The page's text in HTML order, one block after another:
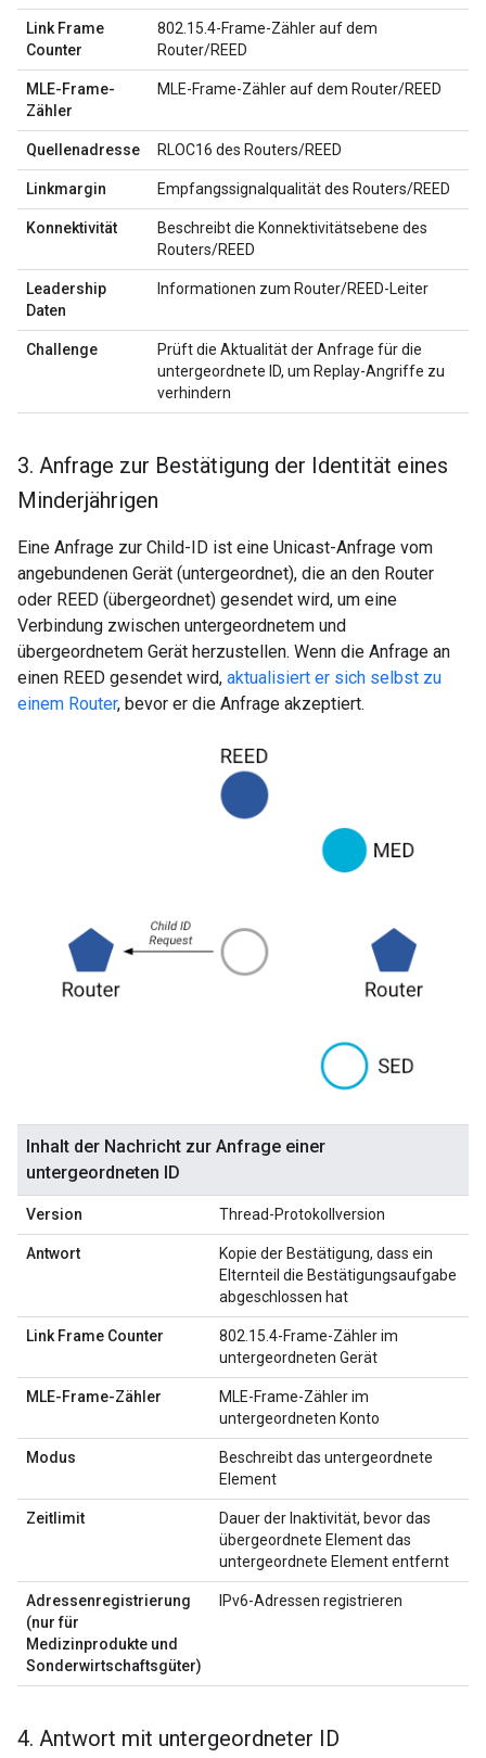
Link Frame
Counter
802.15.4-Frame-Zähler auf dem
Router/REED
MLE-Frame-
Zähler
MLE-Frame-Zähler auf dem Router/REED
Quellenadresse RLOC16 des Routers/REED
Linkmargin Empfangssignalqualität des Routers/REED
Konnektivität
Beschreibt die Konnektivitätsebene des
Routers/REED
Leadership
Daten
Informationen zum Router/REED-Leiter
Challenge
Prüft die Aktualität der Anfrage für die
untergeordnete ID, um Replay-Angriffe zu
verhindern
3. Anfrage zur Bestätigung der Identität eines
Minderjährigen
Eine Anfrage zur Child-ID ist eine Unicast-Anfrage vom
angebundenen Gerät (untergeordnet), die an den Router
oder REED (übergeordnet) gesendet wird, um eine
Verbindung zwischen untergeordnetem und
übergeordnetem Gerät herzustellen. Wenn die Anfrage an
einen REED gesendet wird, aktualisiert er sich selbst zu
einem Router, bevor er die Anfrage akzeptiert.
Inhalt der Nachricht zur Anfrage einer
untergeordneten ID
Version Thread-Protokollversion
Antwort
Kopie der Bestätigung, dass ein
Elternteil die Bestätigungsaufgabe
abgeschlossen hat
Link Frame Counter
802.15.4-Frame-Zähler im
untergeordneten Gerät
MLE-Frame-Zähler
MLE-Frame-Zähler im
untergeordneten Konto
Modus
Beschreibt das untergeordnete
Element
Zeitlimit
Dauer der Inaktivität, bevor das
übergeordnete Element das
untergeordnete Element entfernt
Adressenregistrierung
(nur für
Medizinprodukte und
Sonderwirtschaftsgüter)
IPv6-Adressen registrieren
4. Antwort mit untergeordneter ID